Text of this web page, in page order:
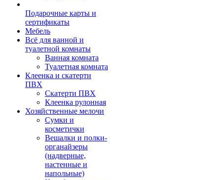
Подарочные карты и
сертификаты
Мебель
Всё для ванной и
туалетной комнаты
Ванная комната
Туалетная комната
Клеенка и скатерти
ПВХ
Скатерти ПВХ
Клеенка рулонная
Хозяйственные мелочи
Сумки и
косметички
Вешалки и полки-
органайзеры
(надверные,
настенные и
напольные)